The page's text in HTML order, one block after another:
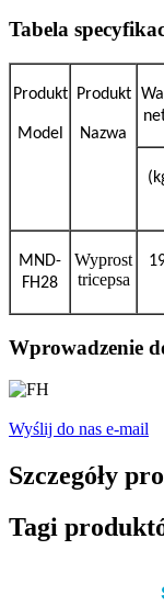
Tabela
Produkt
Model
Produkt
Nazwa
MND-
FH28
Wyprost
tricepsa
Wprowadzenie
Wyślij do nas e-mail
Szczegóły
Tagi